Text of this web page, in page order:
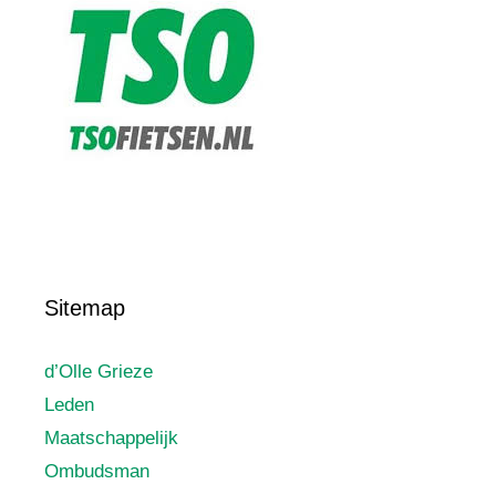
Sitemap
d’Olle Grieze
Leden
Maatschappelijk
Ombudsman